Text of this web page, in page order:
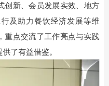
创新、会员发展实效、地方
及助力餐饮经济发展等维
重点交流了工作亮点与实践
了有益借鉴。